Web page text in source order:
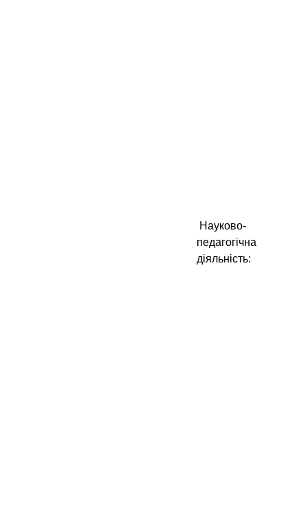
Науково-
педагогічна
діяльність: